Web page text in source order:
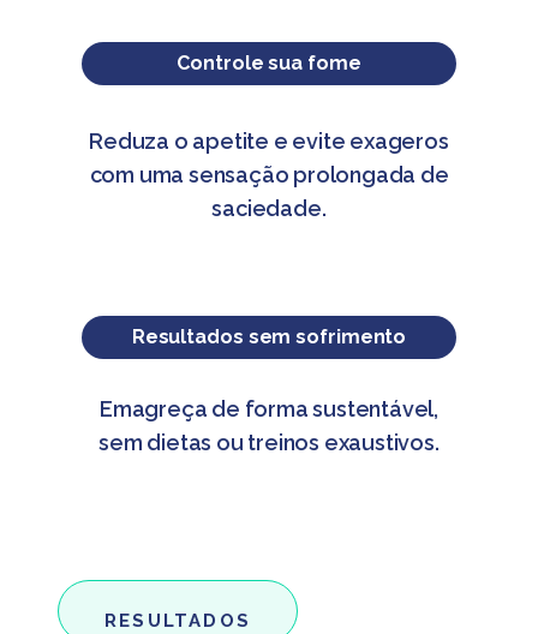
Controle sua fome
Reduza o apetite e evite exageros
com uma sensação prolongada de
saciedade.
Resultados sem sofrimento
Emagreça de forma sustentável,
sem dietas ou treinos exaustivos.
RESULTADOS